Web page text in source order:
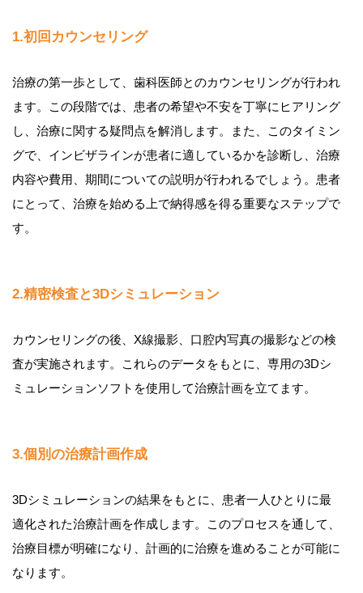
1.初回カウンセリング
治療の第一歩として、歯科医師とのカウンセリングが行われ
ます。この段階では、患者の希望や不安を丁寧にヒアリング
し、治療に関する疑問点を解消します。また、このタイミン
グで、インビザラインが患者に適しているかを診断し、治療
内容や費用、期間についての説明が行われるでしょう。患者
にとって、治療を始める上で納得感を得る重要なステップで
す。
2.精密検査と3Dシミュレーション
カウンセリングの後、X線撮影、口腔内写真の撮影などの検
査が実施されます。これらのデータをもとに、専用の3Dシ
ミュレーションソフトを使用して治療計画を立てます。
3.個別の治療計画作成
3Dシミュレーションの結果をもとに、患者一人ひとりに最
適化された治療計画を作成します。このプロセスを通して、
治療目標が明確になり、計画的に治療を進めることが可能に
なります。